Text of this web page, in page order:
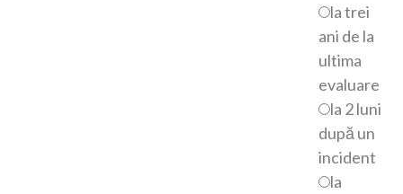
la trei
ani de la
ultima
evaluare
la 2 luni
după un
incident
la